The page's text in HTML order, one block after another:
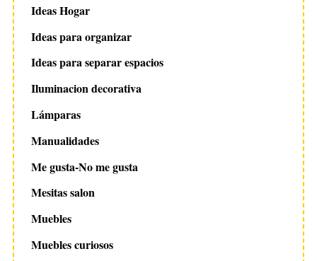
Ideas Hogar
Ideas para organizar
Ideas para separar espacios
Iluminacion decorativa
Lámparas
Manualidades
Me gusta-No me gusta
Mesitas salon
Muebles
Muebles curiosos